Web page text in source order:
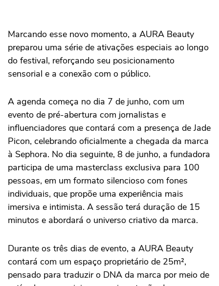
Marcando esse novo momento, a AURA Beauty
preparou uma série de ativações especiais ao longo
do festival, reforçando seu posicionamento
sensorial e a conexão com o público.
A agenda começa no dia 7 de junho, com um
evento de pré-abertura com jornalistas e
influenciadores que contará com a presença de Jade
Picon, celebrando oficialmente a chegada da marca
à Sephora. No dia seguinte, 8 de junho, a fundadora
participa de uma masterclass exclusiva para 100
pessoas, em um formato silencioso com fones
individuais, que propõe uma experiência mais
imersiva e intimista. A sessão terá duração de 15
minutos e abordará o universo criativo da marca.
Durante os três dias de evento, a AURA Beauty
contará com um espaço proprietário de 25m²,
pensado para traduzir o DNA da marca por meio de